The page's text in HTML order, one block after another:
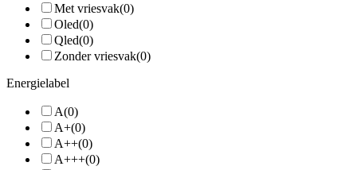
Met vriesvak(0)
Oled(0)
Qled(0)
Zonder vriesvak(0)
Energielabel
A(0)
A+(0)
A++(0)
A+++(0)